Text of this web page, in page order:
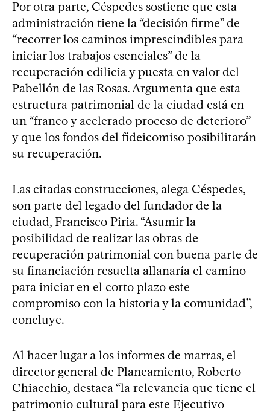
Por otra parte, Céspedes sostiene que esta
administración tiene la “decisión firme” de
“recorrer los caminos imprescindibles para
iniciar los trabajos esenciales” de la
recuperación edilicia y puesta en valor del
Pabellón de las Rosas. Argumenta que esta
estructura patrimonial de la ciudad está en
un “franco y acelerado proceso de deterioro”
y que los fondos del fideicomiso posibilitarán
su recuperación.
Las citadas construcciones, alega Céspedes,
son parte del legado del fundador de la
ciudad, Francisco Piria. “Asumir la
posibilidad de realizar las obras de
recuperación patrimonial con buena parte de
su financiación resuelta allanaría el camino
para iniciar en el corto plazo este
compromiso con la historia y la comunidad”,
concluye.
Al hacer lugar a los informes de marras, el
director general de Planeamiento, Roberto
Chiacchio, destaca “la relevancia que tiene el
patrimonio cultural para este Ejecutivo